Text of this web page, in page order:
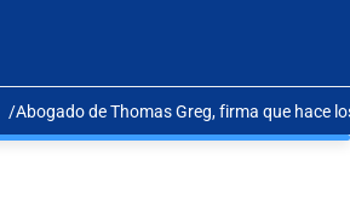
Abogado de Thomas Greg, firma que hace